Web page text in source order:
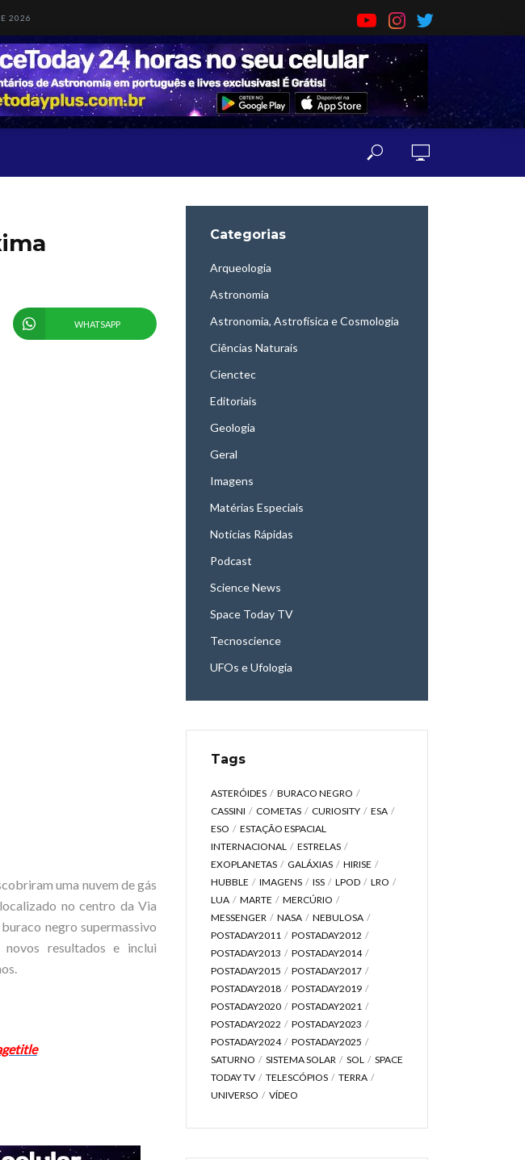
2026
WHATSAPP
uma nuvem de gás
no centro da Via
negro supermassivo
resultados e inclui
Categorias
Arqueologia
Astronomia
Astronomia, Astrofísica e Cosmologia
Ciências Naturais
Cienctec
Editoriais
Geologia
Geral
Imagens
Matérias Especiais
Notícias Rápidas
Podcast
Science News
Space Today TV
Tecnoscience
UFOs e Ufologia
Tags
ASTERÓIDES
BURACO NEGRO
CASSINI
COMETAS CURIOSITY
ESA
ESO
ESTAÇÃO ESPACIAL
INTERNACIONAL
ESTRELAS
EXOPLANETAS
GALÁXIAS
HIRISE
HUBBLE
IMAGENS ISS LPOD
LRO
LUA
MARTE
MERCÚRIO
MESSENGER
NASA
NEBULOSA
POSTADAY2011
POSTADAY2012
POSTADAY2013
POSTADAY2014
POSTADAY2015
POSTADAY2017
POSTADAY2018
POSTADAY2019
POSTADAY2020
POSTADAY2021
POSTADAY2022
POSTADAY2023
POSTADAY2024
POSTADAY2025
SATURNO
SISTEMA SOLAR SOL
SPACE
TODAY TV
TELESCÓPIOS
TERRA
UNIVERSO
VÍDEO